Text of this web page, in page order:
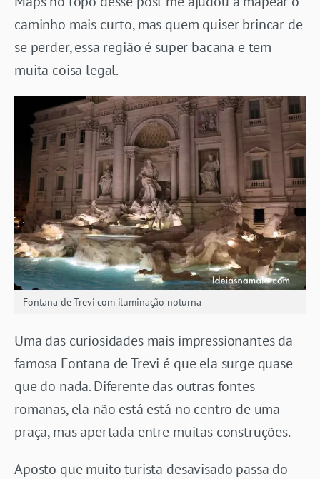
caminho mais curto, mas quem quiser brincar de
se perder, essa região é super bacana e tem
muita coisa legal.
Fontana de Trevi com iluminação noturna
Uma das curiosidades mais impressionantes da
famosa Fontana de Trevi é que ela surge quase
que do nada. Diferente das outras fontes
romanas, ela não está está no centro de uma
praça, mas apertada entre muitas construções.
Aposto que muito turista desavisado passa do